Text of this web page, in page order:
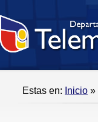
Estas en: Inicio »